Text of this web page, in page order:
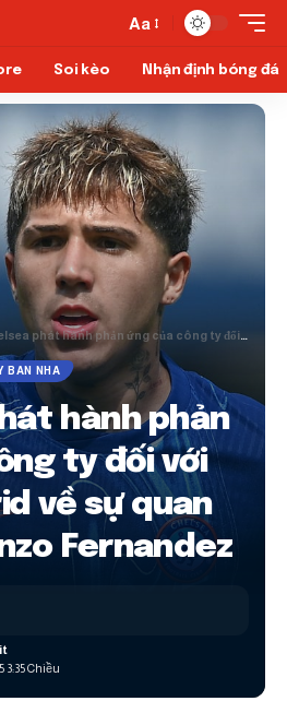
Aa
Soi kèo Nhận định bóng đá
phát hành phản ứng của công ty đối với Real Madrid về sự quan tâm của Enzo Fernandez
BAN NHA
hành phản
ty đối với
về sự quan
Fernandez
3:35 Chiều